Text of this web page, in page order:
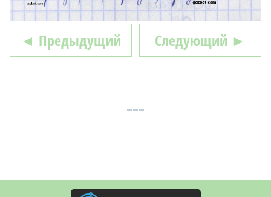
◄ Предыдущий Следующий ►